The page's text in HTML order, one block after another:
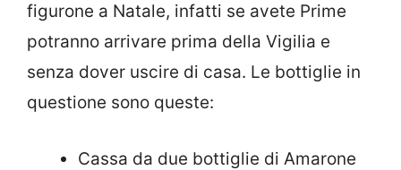
figurone a Natale, infatti se avete Prime
potranno arrivare prima della Vigilia e
senza dover uscire di casa. Le bottiglie in
questione sono queste:
Cassa da due bottiglie di Amarone